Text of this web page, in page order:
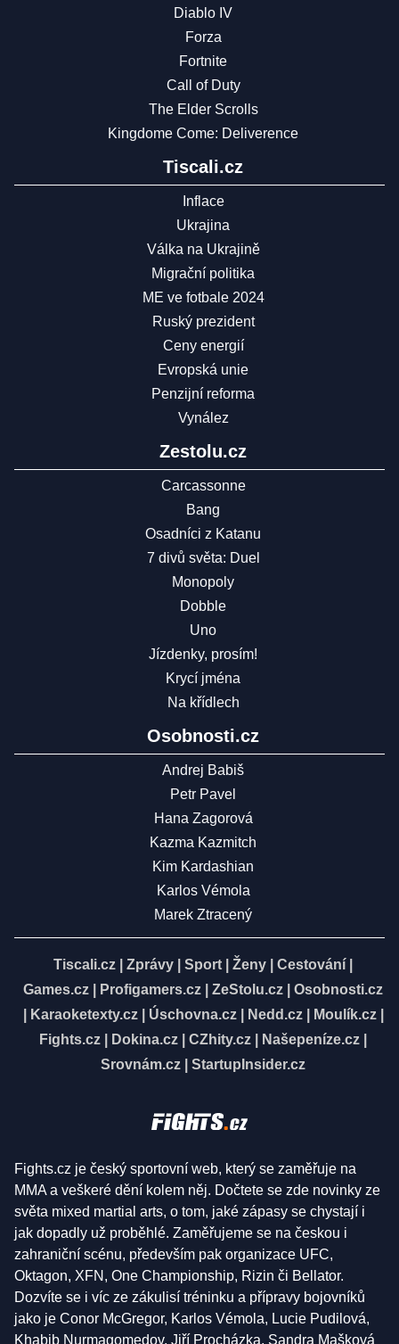
Diablo IV
Forza
Fortnite
Call of Duty
The Elder Scrolls
Kingdome Come: Deliverence
Tiscali.cz
Inflace
Ukrajina
Válka na Ukrajině
Migrační politika
ME ve fotbale 2024
Ruský prezident
Ceny energií
Evropská unie
Penzijní reforma
Vynález
Zestolu.cz
Carcassonne
Bang
Osadníci z Katanu
7 divů světa: Duel
Monopoly
Dobble
Uno
Jízdenky, prosím!
Krycí jména
Na křídlech
Osobnosti.cz
Andrej Babiš
Petr Pavel
Hana Zagorová
Kazma Kazmitch
Kim Kardashian
Karlos Vémola
Marek Ztracený
Tiscali.cz Zprávy Sport Ženy Cestování
Games.cz
Profigamers.cz ZeStolu.cz
Osobnosti.cz
Karaoketexty.cz| Úschovna.cz| Nedd.cz| Moulík.cz|
Fights.cz
Dokina.cz CZhity.cz Našepeníze.cz
Srovnám.cz
StartupInsider.cz
Fights.cz je český sportovní web, který se zaměřuje na
MMA a veškeré dění kolem něj. Dočtete se zde novinky ze
světa mixed martial arts, o tom, jaké zápasy se chystají i
jak dopadly už proběhlé. Zaměřujeme se na českou i
zahraniční scénu, především pak organizace UFC,
Oktagon, XFN, One Championship, Rizin či Bellator.
Dozvíte se i víc ze zákulisí tréninku a přípravy bojovníků
jako je Conor McGregor, Karlos Vémola, Lucie Pudilová,
Khabib Nurmagomedov, Jiří Procházka, Sandra Mašková